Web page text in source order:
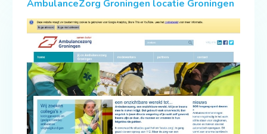
AmbulanceZorg Groningen locatie Groningen